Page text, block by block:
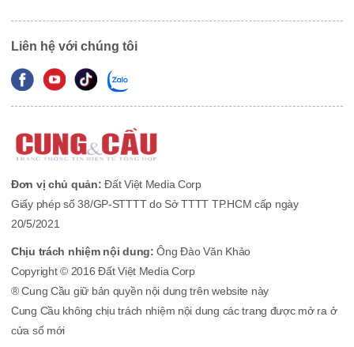
Liên hệ với chúng tôi
Đơn vị chủ quản: Đất Việt Media Corp
Giấy phép số 38/GP-STTTT do Sở TTTT TP.HCM cấp ngày
20/5/2021
Chịu trách nhiệm nội dung:Ông Đào Văn Khảo
Copyright © 2016 Đất Việt Media Corp
® Cung Cầu giữ bản quyền nội dung trên website này
Cung Cầu không chịu trách nhiệm nội dung các trang được mở ra ở
cửa sổ mới